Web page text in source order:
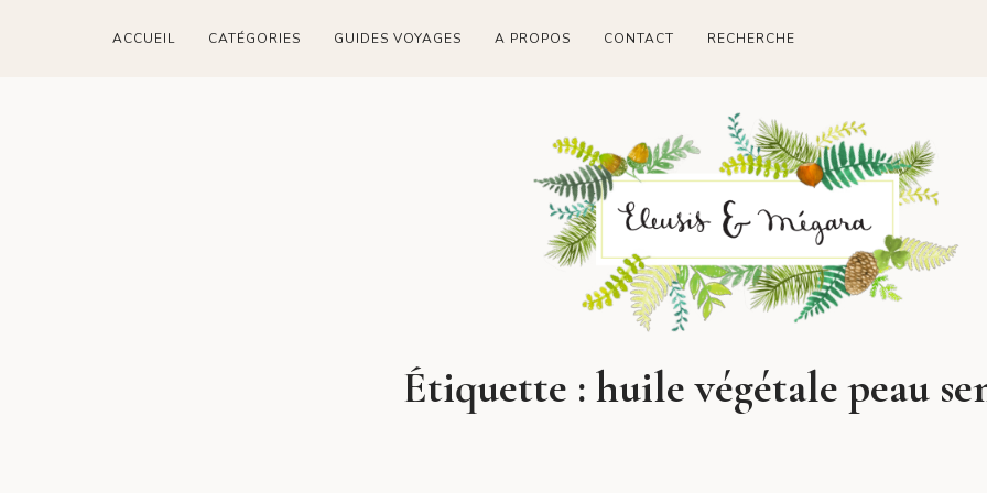
ACCUEIL CATÉGORIES GUIDES VOYAGES A PROPOS CONTACT RECHERCHE
Étiquette : huile végétale peau